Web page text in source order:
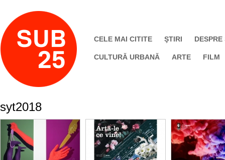
CELE MAI CITITE ŞTIRI DESPRE
CULTURĂ URBANĂ ARTE FILM
syt2018